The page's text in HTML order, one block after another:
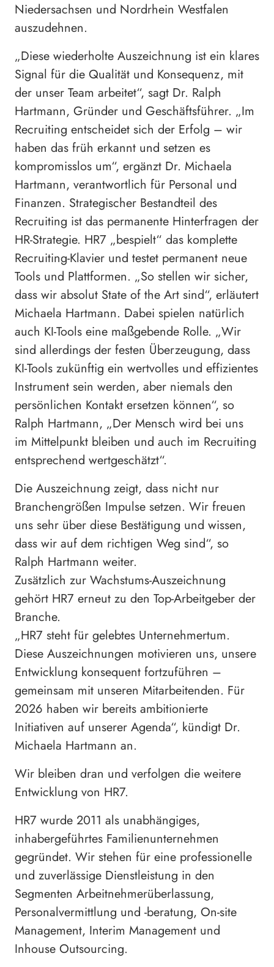
Niedersachsen und Nordrhein Westfalen
auszudehnen.
„Diese wiederholte Auszeichnung ist ein klares
Signal für die Qualität und Konsequenz, mit
der unser Team arbeitet“, sagt Dr. Ralph
Hartmann, Gründer und Geschäftsführer. „Im
Recruiting entscheidet sich der Erfolg – wir
haben das früh erkannt und setzen es
kompromisslos um“, ergänzt Dr. Michaela
Hartmann, verantwortlich für Personal und
Finanzen. Strategischer Bestandteil des
Recruiting ist das permanente Hinterfragen der
HR-Strategie. HR7 „bespielt“ das komplette
Recruiting-Klavier und testet permanent neue
Tools und Plattformen. „So stellen wir sicher,
dass wir absolut State of the Art sind“, erläutert
Michaela Hartmann. Dabei spielen natürlich
auch KI-Tools eine maßgebende Rolle. „Wir
sind allerdings der festen Überzeugung, dass
KI-Tools zukünftig ein wertvolles und effizientes
Instrument sein werden, aber niemals den
persönlichen Kontakt ersetzen können“, so
Ralph Hartmann, „Der Mensch wird bei uns
im Mittelpunkt bleiben und auch im Recruiting
entsprechend wertgeschätzt“.
Die Auszeichnung zeigt, dass nicht nur
Branchengrößen Impulse setzen. Wir freuen
uns sehr über diese Bestätigung und wissen,
dass wir auf dem richtigen Weg sind“, so
Ralph Hartmann weiter.
Zusätzlich zur Wachstums-Auszeichnung
gehört HR7 erneut zu den Top-Arbeitgeber der
Branche.
„HR7 steht für gelebtes Unternehmertum.
Diese Auszeichnungen motivieren uns, unsere
Entwicklung konsequent fortzuführen –
gemeinsam mit unseren Mitarbeitenden. Für
2026 haben wir bereits ambitionierte
Initiativen auf unserer Agenda“, kündigt Dr.
Michaela Hartmann an.
Wir bleiben dran und verfolgen die weitere
Entwicklung von HR7.
HR7 wurde 2011 als unabhängiges,
inhabergeführtes Familienunternehmen
gegründet. Wir stehen für eine professionelle
und zuverlässige Dienstleistung in den
Segmenten Arbeitnehmerüberlassung,
Personalvermittlung und -beratung, On-site
Management, Interim Management und
Inhouse Outsourcing.